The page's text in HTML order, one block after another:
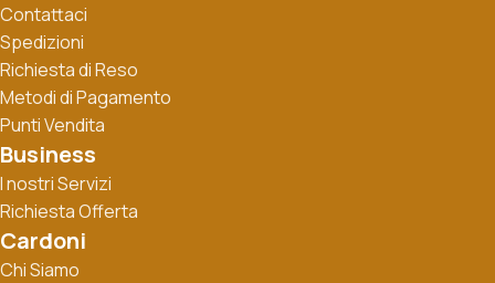
Contattaci
Spedizioni
Richiesta di Reso
Metodi di Pagamento
Punti Vendita
Business
I nostri Servizi
Richiesta Offerta
Cardoni
Chi Siamo